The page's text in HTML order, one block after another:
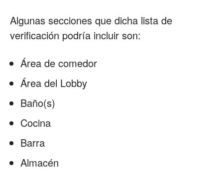
Algunas secciones que dicha lista de
verificación podría incluir son:
Área de comedor
Área del Lobby
Baño(s)
Cocina
Barra
Almacén